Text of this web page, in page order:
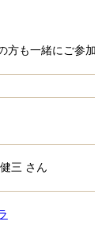
方も一緒にご参加
健三 さん